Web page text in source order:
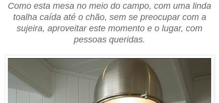
Como esta mesa no meio do campo, com uma linda
toalha caída até o chão, sem se preocupar com a
sujeira, aproveitar este momento e o lugar, com
pessoas queridas.